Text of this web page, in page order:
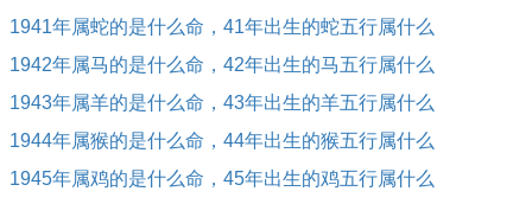
1941年属蛇的是什么命，41年出生的蛇五行属什么
1942年属马的是什么命，42年出生的马五行属什么
1943年属羊的是什么命，43年出生的羊五行属什么
1944年属猴的是什么命，44年出生的猴五行属什么
1945年属鸡的是什么命，45年出生的鸡五行属什么